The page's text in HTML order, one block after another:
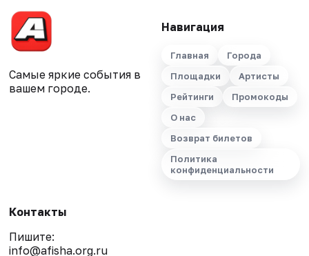
Самые яркие события в
вашем городе.
Навигация
Главная
Города
Площадки
Артисты
Рейтинги
Промокоды
О нас
Возврат билетов
Политика
конфиденциальности
Контакты
Пишите:
info@afisha.org.ru